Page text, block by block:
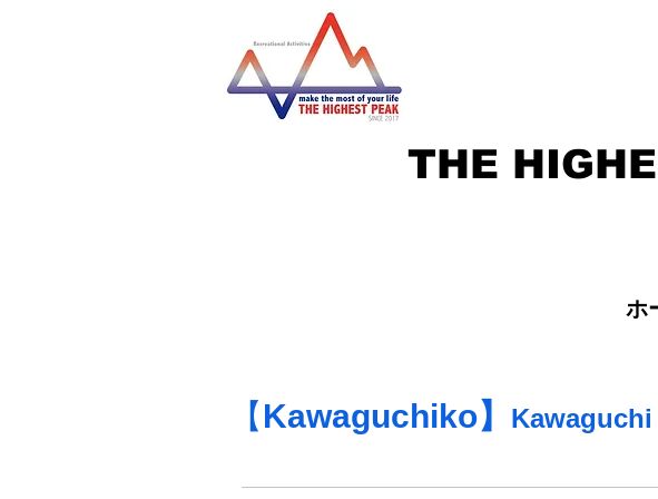
THE
ホ
【 Kawaguchiko】